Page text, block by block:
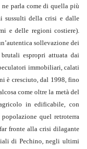
ne parla come di quella più
sussulti della crisi e dalle
e delle regioni costiere).
sollevazione dei
espropri attuata dai
immobiliari, calati
è cresciuto, dal 1998, fino
come oltre la metà del
in edificabile, con
quel retroterra
fronte alla crisi dilagante
di Pechino, negli ultimi